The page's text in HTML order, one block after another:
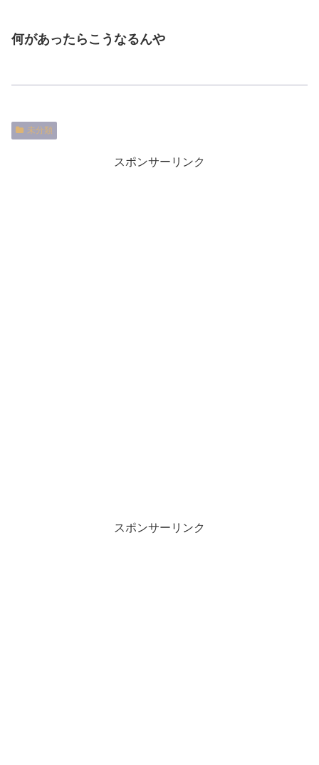
何があったらこうなるんや
未分類
スポンサーリンク
スポンサーリンク